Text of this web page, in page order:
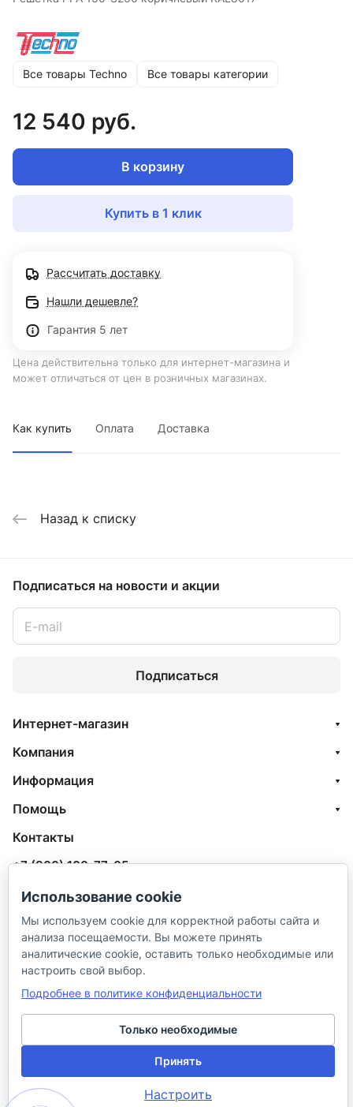
Все товары Techno Все товары категории
12 540 руб.
В корзину
Купить в 1 клик
Рассчитать доставку
Нашли дешевле?
Гарантия 5 лет
Цена действительна только для интернет-магазина и
может отличаться от цен в розничных магазинах.
Как купить Оплата Доставка
Назад к списку
Подписаться на новости и акции
Подписаться
Интернет-магазин
Компания
Информация
Помощь
Контакты
+7 (800) 100-77-05
info@aquatehnik.com
г. Краснодар (Центр),
ул. Чкалова, 167
© 2026 ИП Сибирцев И. В.
Политика в отношении песональных
Использование cookie
Мы используем cookie для корректной работы сайта и
анализа посещаемости. Вы можете принять
аналитические cookie, оставить только необходимые или
настроить свой выбор.
Подробнее в политике конфиденциальности
Только необходимые
Принять
Настроить